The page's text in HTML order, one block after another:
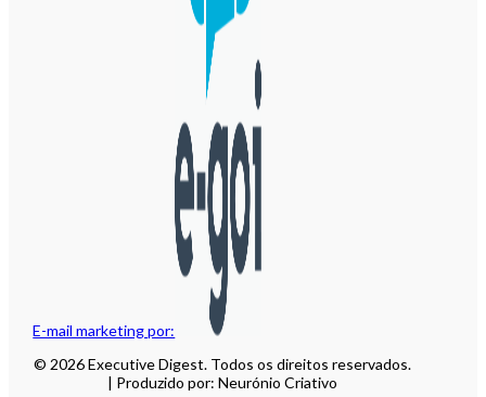
E-mail marketing por:
© 2026 Executive Digest. Todos os direitos reservados.
| Produzido por: Neurónio Criativo